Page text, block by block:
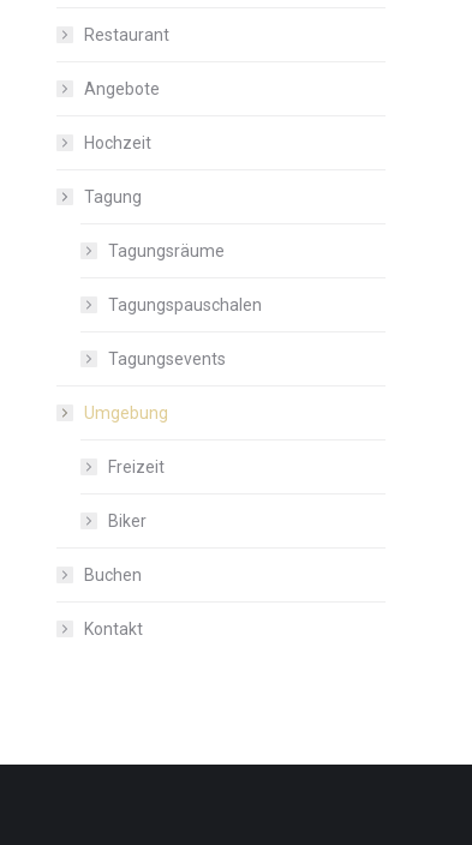
Restaurant
Angebote
Hochzeit
Tagung
Tagungsräume
Tagungspauschalen
Tagungsevents
Umgebung
Freizeit
Biker
Buchen
Kontakt